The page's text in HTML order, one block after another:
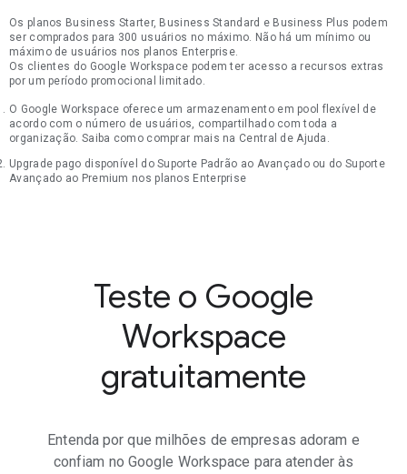
Os planos Business Starter, Business Standard e Business Plus podem
ser comprados para 300 usuários no máximo. Não há um mínimo ou
máximo de usuários nos planos Enterprise.
Os clientes do Google Workspace podem ter acesso a recursos extras
por um período promocional limitado.
O Google Workspace oferece um armazenamento em pool flexível de
acordo com o número de usuários, compartilhado com toda a
organização. Saiba como comprar mais na Central de Ajuda.
Upgrade pago disponível do Suporte Padrão ao Avançado ou do Suporte
Avançado ao Premium nos planos Enterprise
Teste o Google
Workspace
gratuitamente
Entenda por que milhões de empresas adoram e
confiam no Google Workspace para atender às